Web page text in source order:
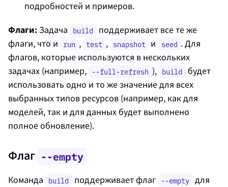
подробностей и примеров.
Флаги:Задача build
поддерживает все те же
флаги, что и run , test , snapshot и seed . Для
флагов, которые используются в нескольких
задачах (например, --full-refresh ), build
будет
использовать одно и то же значение для всех
выбранных типов ресурсов (например, как для
моделей, так и для данных будет выполнено
полное обновление).
Флаг --empty
Команда build поддерживает флаг --empty для